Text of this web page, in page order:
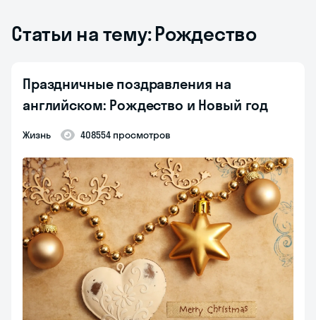
Статьи на тему: Рождество
Праздничные поздравления на
английском: Рождество и Новый год
Жизнь 408554 просмотров